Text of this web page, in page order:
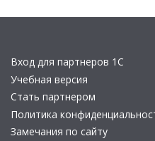
Вход для партнеров 1С
Учебная версия
Стать партнером
Политика
Замечания по сайту